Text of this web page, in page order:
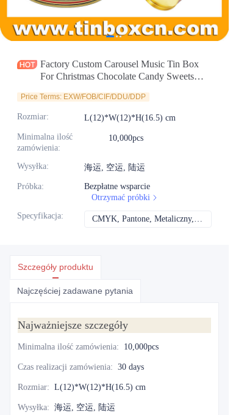
Factory Custom Carousel Music Tin Box
For Christmas Chocolate Candy Sweets
Price Terms: EXW/FOB/CIF/DDU/DDP
Rozmiar: L(12)*W(12)*H(16.5) cm
Minimalna ilość
zamówienia:
10,000pcs
Wysyłka: 海运, 空运, 陆运
Próbka:
Bezpłatne wsparcie
Otrzymać próbki
Specyfikacja: CMYK, Pantone, Metaliczny, Kolor spotowy itd.
Szczegóły produktu
Najczęściej zadawane pytania
Najważniejsze szczegóły
Minimalna ilość zamówienia: 10,000pcs
Czas realizacji zamówienia: 30 days
Rozmiar: L(12)*W(12)*H(16.5) cm
Wysyłka: 海运, 空运, 陆运
Aktualności